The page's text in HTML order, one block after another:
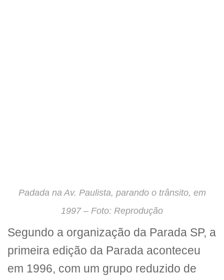
Padada na Av. Paulista, parando o trânsito, em
1997 – Foto: Reprodução
Segundo a organização da Parada SP, a
primeira edição da Parada aconteceu
em 1996, com um grupo reduzido de